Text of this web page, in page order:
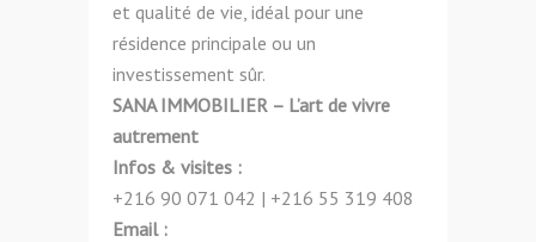
et qualité de vie, idéal pour une
résidence principale ou un
investissement sûr.
SANA IMMOBILIER – L’art de vivre
autrement
Infos & visites :
+216 90 071 042 | +216 55 319 408
Email :